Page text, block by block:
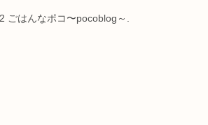
ごはんなポコ〜pocoblog～.